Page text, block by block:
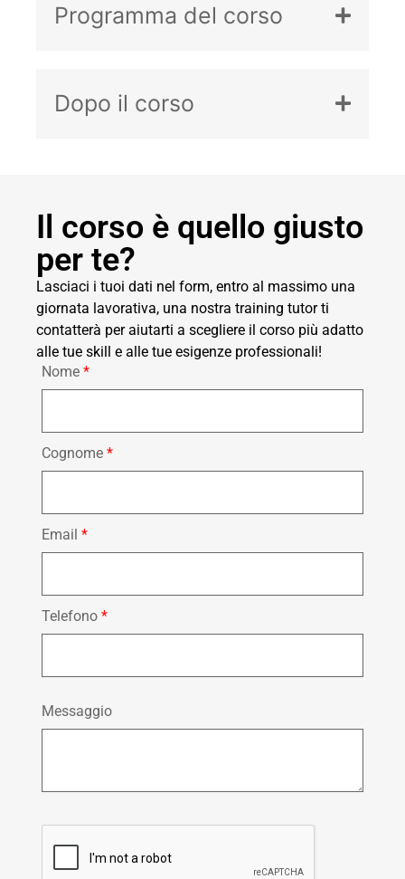
Programma del corso
Dopo il corso
Il corso è quello giusto
per te?
Lasciaci i tuoi dati nel form, entro al massimo una
giornata lavorativa, una nostra training tutor ti
contatterà per aiutarti a scegliere il corso più adatto
alle tue skill e alle tue esigenze professionali!
Nome *
Cognome *
Email *
Telefono *
Messaggio